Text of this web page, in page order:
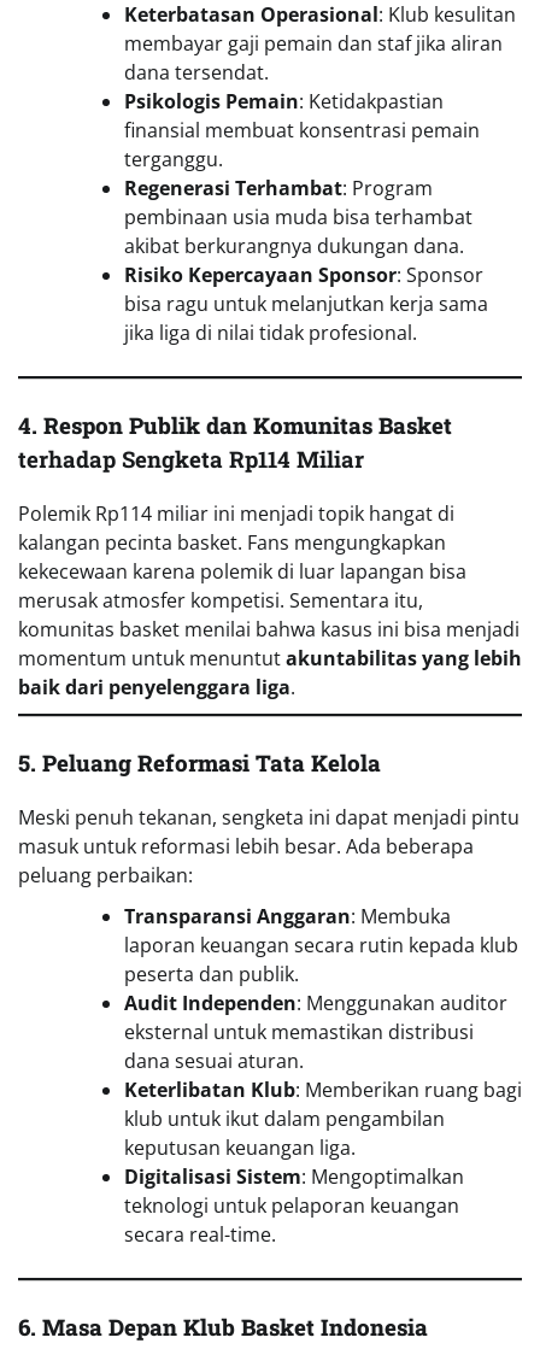
Keterbatasan Operasional: Klub kesulitan
membayar gaji pemain dan staf jika aliran
dana tersendat.
Psikologis Pemain: Ketidakpastian
finansial membuat konsentrasi pemain
terganggu.
Regenerasi Terhambat: Program
pembinaan usia muda bisa terhambat
akibat berkurangnya dukungan dana.
Risiko Kepercayaan Sponsor: Sponsor
bisa ragu untuk melanjutkan kerja sama
jika liga di nilai tidak profesional.
4. Respon Publik dan Komunitas Basket
terhadap Sengketa Rp114 Miliar
Polemik Rp114 miliar ini menjadi topik hangat di
kalangan pecinta basket. Fans mengungkapkan
kekecewaan karena polemik di luar lapangan bisa
merusak atmosfer kompetisi. Sementara itu,
komunitas basket menilai bahwa kasus ini bisa menjadi
momentum untuk menuntutakuntabilitas yang lebih
baik dari penyelenggara liga.
5. Peluang Reformasi Tata Kelola
Meski penuh tekanan, sengketa ini dapat menjadi pintu
masuk untuk reformasi lebih besar. Ada beberapa
peluang perbaikan:
Transparansi Anggaran: Membuka
laporan keuangan secara rutin kepada klub
peserta dan publik.
Audit Independen: Menggunakan auditor
eksternal untuk memastikan distribusi
dana sesuai aturan.
Keterlibatan Klub: Memberikan ruang bagi
klub untuk ikut dalam pengambilan
keputusan keuangan liga.
Digitalisasi Sistem: Mengoptimalkan
teknologi untuk pelaporan keuangan
secara real-time.
6. Masa Depan Klub Basket Indonesia